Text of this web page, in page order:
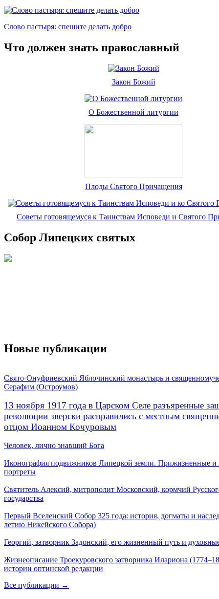
Слово пастыря: спешите делать добро
Что должен знать православный
Закон Божий
О Божественной литургии
Плоды Святого Причащения
Советы готовящемуся к Таинствам Исповеди и Святого
Собор Липецких святых
Новые публикации
Свято-Онуфриевский Яблочинский монастырь и
Серафим (Остроумов)
13 ноября 1917 года в Царском Селе разъяренные
революции зверски расправились с местным
отцом Иоанном Кочуровым
Человек, лично знавший Бога
Иконография подвижников Липецкой земли. Прижизненные и
портреты
Святитель Алексий, митрополит Московский, кормчий
государства
Первый Вселенский Собор 325 года: история, догматы и
летию Никейского Собора)
Георгий, затворник Задонский, его жизненный путь и
Жизнеописание Троекуровского затворника Илариона
истории оптинской редакции
Все публикации →